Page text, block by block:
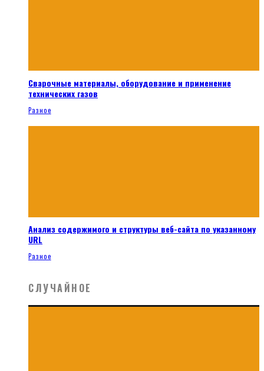
Сварочные материалы, оборудование и применение
технических газов
Разное
Анализ содержимого и структуры веб-сайта по указанному
URL
Разное
СЛУЧАЙНОЕ